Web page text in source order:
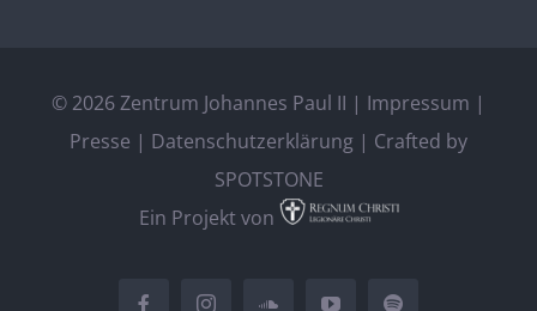
© 2026 Zentrum Johannes Paul II | Impressum |
Presse | Datenschutzerklärung | Crafted by
SPOTSTONE
Ein Projekt von